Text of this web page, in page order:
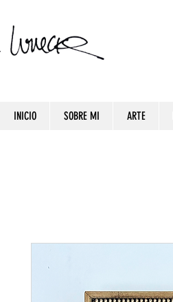
INICIO SOBRE MI ARTE